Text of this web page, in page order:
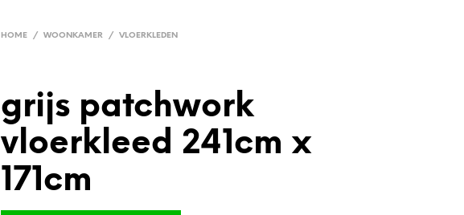
HOME / WOONKAMER / VLOERKLEDEN
grijs patchwork
vloerkleed 241cm x
171cm